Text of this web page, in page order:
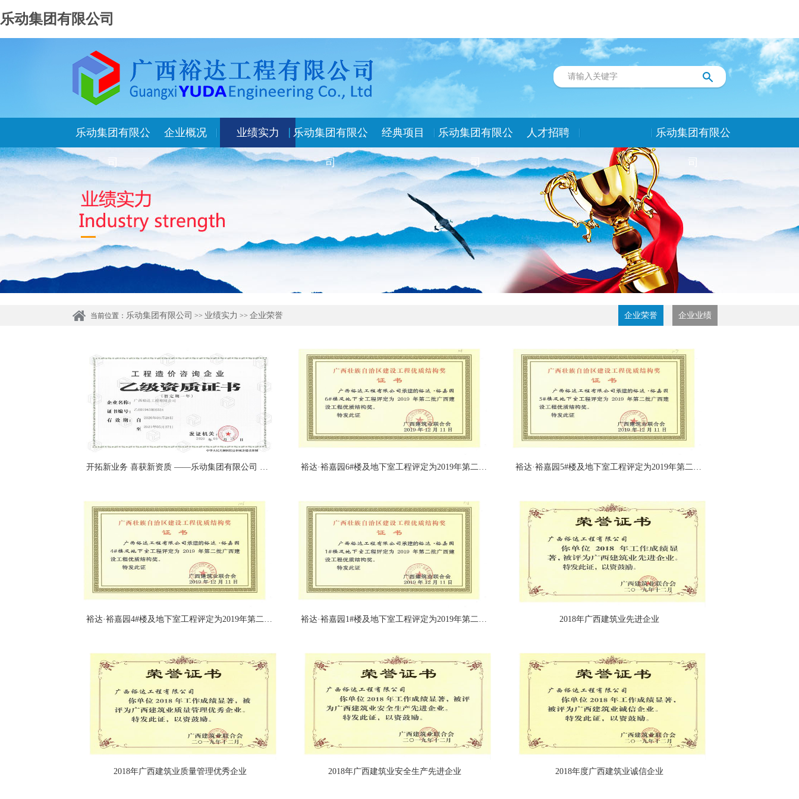
乐动集团有限公司
乐动集团有限公
司
企业概况 业绩实力 乐动集团有限公
司
经典项目 乐动集团有限公
司
人才招聘 乐动集团有限公
司
当前位置： 乐动集团有限公司 >> 业绩实力 >> 企业荣誉 企业荣誉 企业业绩
开拓新业务 喜获新资质 ——乐动集团有限公司 喜获工程造价咨询企业乙级资质（暂定一年） 裕达·裕嘉园6#楼及地下室工程评定为2019年第二批广西建设工程优质结构奖 裕达·裕嘉园5#楼及地下室工程评定为2019年第二批广西建设工程优质结构奖
裕达·裕嘉园4#楼及地下室工程评定为2019年第二批广西建设工程优质结构奖 裕达·裕嘉园1#楼及地下室工程评定为2019年第二批广西建设工程优质结构奖 2018年广西建筑业先进企业
2018年广西建筑业质量管理优秀企业 2018年广西建筑业安全生产先进企业 2018年度广西建筑业诚信企业